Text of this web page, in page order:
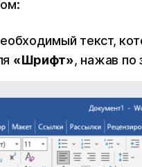
текст,
«Шрифт», нажав по